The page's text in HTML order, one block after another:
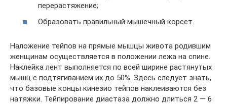
перерастяжение;
Образовать правильный мышечный корсет.
Наложение тейпов на прямые мышцы живота родившим
женщинам осуществляется в положении лежа на спине.
Наклейка лент выполняется по всей ширине растянутых
мышц с подтягиванием их до 50%. Здесь следует знать,
что базовые концы кинезио тейпов наклеиваются без
натяжки. Тейпирование диастаза должно длиться 2 — 6